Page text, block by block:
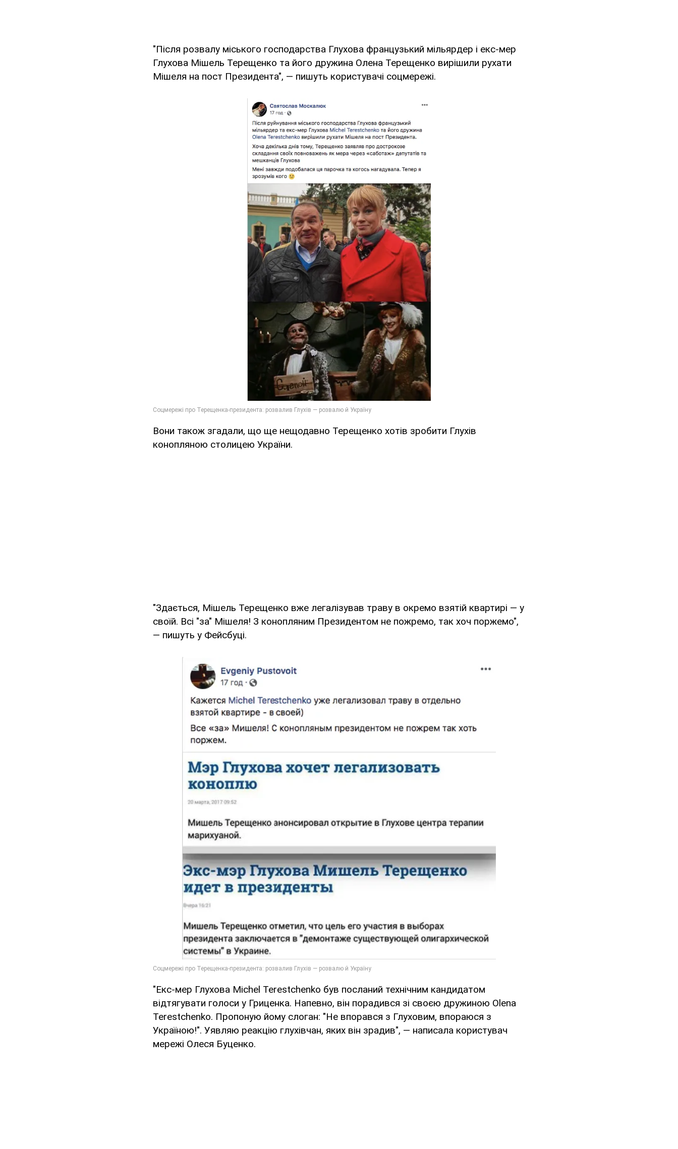
"Після розвалу міського господарства Глухова французький мільярдер і екс-мер
Глухова Мішель Терещенко та його дружина Олена Терещенко вирішили рухати
Мішеля на пост Президента", — пишуть користувачі соцмережі.
Вони також згадали, що ще нещодавно Терещенко хотів зробити Глухів
конопляною столицею України.
"Здається, Мішель Терещенко вже легалізував траву в окремо взятій квартирі — у
своїй. Всі "за" Мішеля! З конопляним Президентом не пожремо, так хоч поржемо",
— пишуть у Фейсбуці.
"Екс-мер Глухова Michel Terestchenko був посланий технічним кандидатом
відтягувати голоси у Гриценка. Напевно, він порадився зі своєю дружиною Olena
Terestchenko. Пропоную йому слоган: "Не впорався з Глуховим, впораюся з
Україною!". Уявляю реакцію глухівчан, яких він зрадив", — написала користувач
мережі Олеся Буценко.